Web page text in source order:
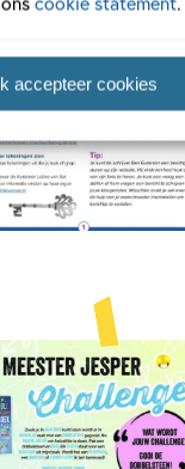
accepteer cookies